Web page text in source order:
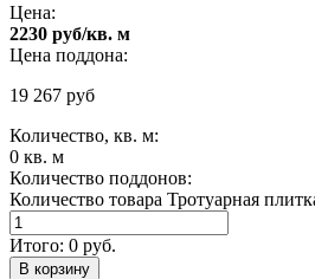
Цена:
2230 руб/кв. м
Цена поддона:
19 267 руб
Количество, кв. м:
0 кв. м
Количество поддонов:
Количество товара Тротуарная
Итого: 0 руб.
В корзину